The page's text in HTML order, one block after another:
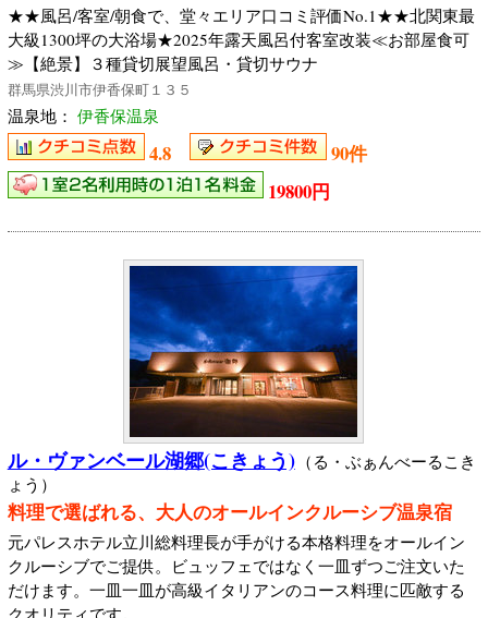
★★風呂/客室/朝食で、堂々エリア口コミ評価No.1★★北関東最
大級1300坪の大浴場★2025年露天風呂付客室改装≪お部屋食可
≫【絶景】３種貸切展望風呂・貸切サウナ
群馬県渋川市伊香保町１３５
温泉地： 伊香保温泉
4.8
90件
19800円
ル・ヴァンベール湖郷(こきょう) （る・ぶぁんべーるこき
ょう）
料理で選ばれる、大人のオールインクルーシブ温泉宿
元パレスホテル立川総料理長が手がける本格料理をオールイン
クルーシブでご提供。ビュッフェではなく一皿ずつご注文いた
だけます。一皿一皿が高級イタリアンのコース料理に匹敵する
クオリティです。